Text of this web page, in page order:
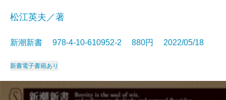
松江英夫／著
新潮新書 978-4-10-610952-2 880円 2022/05/18
新書電子書籍あり